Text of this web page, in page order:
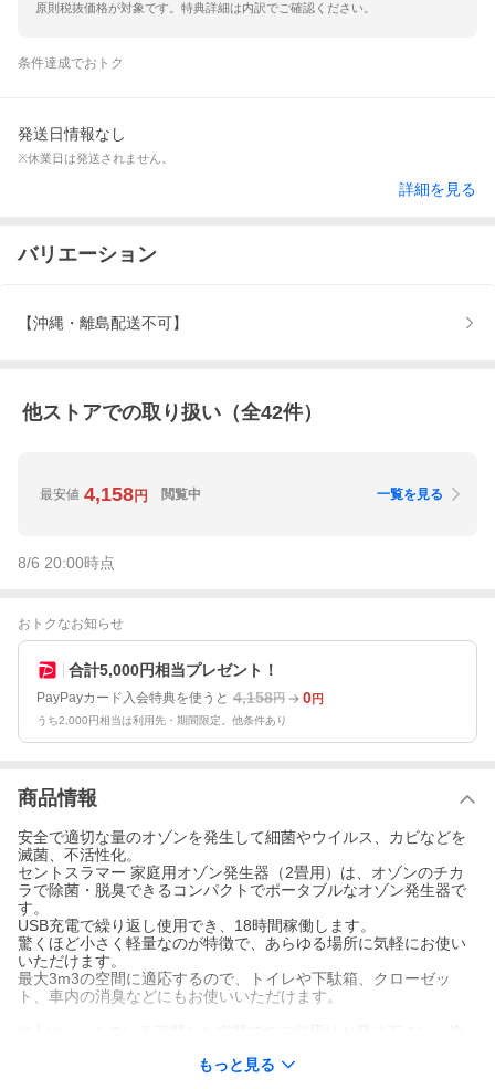
原則税抜価格が対象です。特典詳細は内訳でご確認ください。
条件達成でおトク
発送日情報なし
※休業日は発送されません。
詳細を見る
バリエーション
【沖縄・離島配送不可】
他ストアでの取り扱い（全42件）
最安値 4,158円 閲覧中 一覧を見る
8/6 20:00時点
おトクなお知らせ
合計5,000円相当プレゼント！
PayPayカード入会特典を使うと 4,158円 0円
うち2,000円相当は利用先・期間限定。他条件あり
商品情報
安全で適切な量のオゾンを発生して細菌やウイルス、カビなどを
滅菌、不活性化。
セントスラマー 家庭用オゾン発生器（2畳用）は、オゾンのチカ
ラで除菌・脱臭できるコンパクトでポータブルなオゾン発生器で
す。
USB充電で繰り返し使用でき、18時間稼働します。
驚くほど小さく軽量なのが特徴で、あらゆる場所に気軽にお使い
いただけます。
最大3m3の空間に適応するので、トイレや下駄箱、クローゼッ
ト、車内の消臭などにもお使いいただけます。
※本製品は防水ではありません。水回りでのご使用はお避け下さ
もっと見る